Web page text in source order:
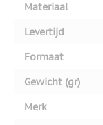
Materiaal
Levertijd
Formaat
Gewicht (gr)
Merk